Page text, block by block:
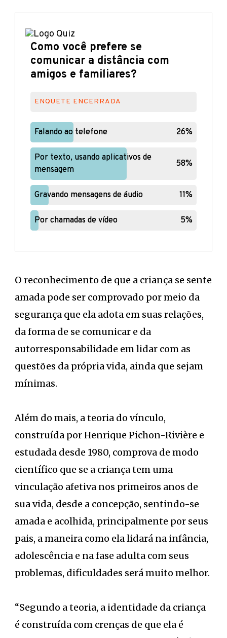
Como você prefere se
comunicar a distância com
amigos e familiares?
ENQUETE ENCERRADA
Falando ao telefone 26%
Falando ao telefone 26%
Por texto, usando aplicativos de
mensagem
58%
Por texto, usando aplicativos de
mensagem
58%
Gravando mensagens de áudio 11%
Gravando mensagens de áudio 11%
Por chamadas de vídeo 5%
Por chamadas de vídeo 5%
O reconhecimento de que a criança se sente
amada pode ser comprovado por meio da
segurança que ela adota em suas relações,
da forma de se comunicar e da
autorresponsabilidade em lidar com as
questões da própria vida, ainda que sejam
mínimas.
Além do mais, a teoria do vínculo,
construída por Henrique Pichon-Rivière e
estudada desde 1980, comprova de modo
científico que se a criança tem uma
vinculação afetiva nos primeiros anos de
sua vida, desde a concepção, sentindo-se
amada e acolhida, principalmente por seus
pais, a maneira como ela lidará na infância,
adolescência e na fase adulta com seus
problemas, dificuldades será muito melhor.
“Segundo a teoria, a identidade da criança
é construída com crenças de que ela é